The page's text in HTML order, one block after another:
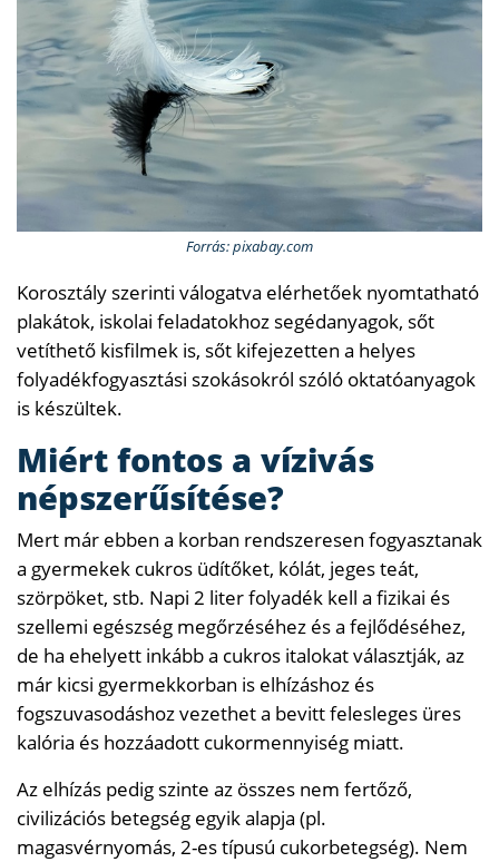
Forrás: pixabay.com
Korosztály szerinti válogatva elérhetőek nyomtatható
plakátok, iskolai feladatokhoz segédanyagok, sőt
vetíthető kisfilmek is, sőt kifejezetten a helyes
folyadékfogyasztási szokásokról szóló oktatóanyagok
is készültek.
Miért fontos a vízivás
népszerűsítése?
Mert már ebben a korban rendszeresen fogyasztanak
a gyermekek cukros üdítőket, kólát, jeges teát,
szörpöket, stb. Napi 2 liter folyadék kell a fizikai és
szellemi egészség megőrzéséhez és a fejlődéséhez,
de ha ehelyett inkább a cukros italokat választják, az
már kicsi gyermekkorban is elhízáshoz és
fogszuvasodáshoz vezethet a bevitt felesleges üres
kalória és hozzáadott cukormennyiség miatt.
Az elhízás pedig szinte az összes nem fertőző,
civilizációs betegség egyik alapja (pl.
magasvérnyomás, 2-es típusú cukorbetegség). Nem